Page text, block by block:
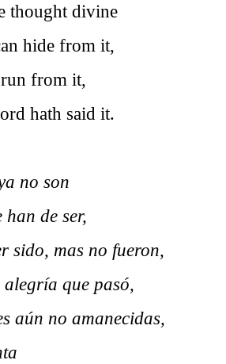
thought divine
hide from it,
from it,
hath said it.
no son
de ser,
sido, mas no fueron,
que pasó,
aún no amanecidas,